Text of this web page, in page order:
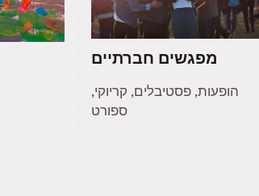
מפגשים חברתיים
הופעות, פסטיבלים, קריוקי,
ספורט